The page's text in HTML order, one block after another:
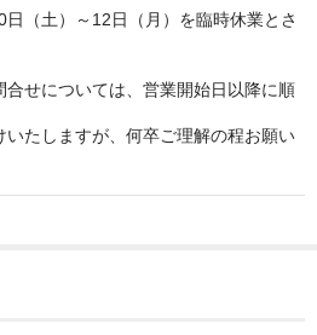
（土）～12日（月）を臨時休業とさ
せについては、営業開始日以降に順
たしますが、何卒ご理解の程お願い